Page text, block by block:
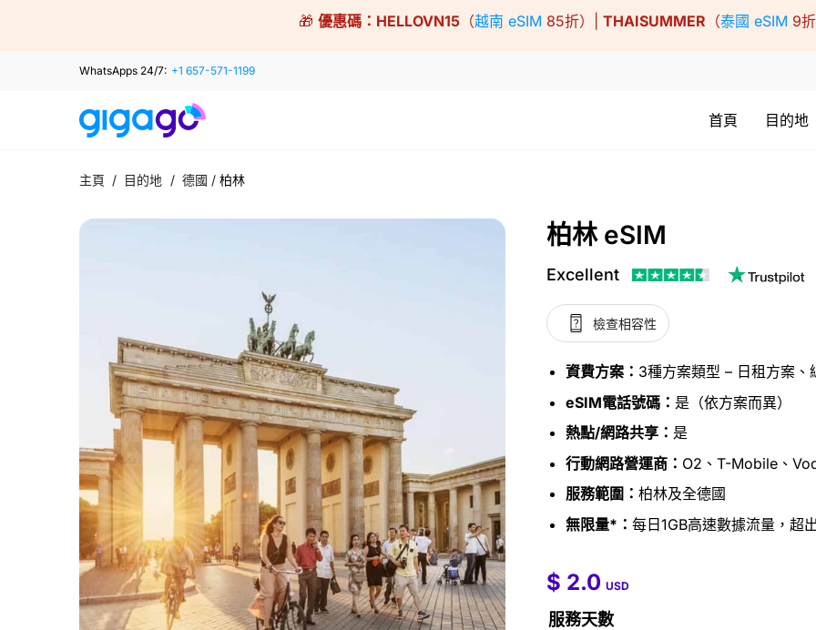
🎁 優惠碼： HELLOVN15 （越南 eSIM 85折）| THAISUMMER （泰國 eSIM 9
WhatsApps 24/7: +1 657-571-1199
首頁 目的地
主頁 / 目的地 / 德國 / 柏林
柏林 eSIM
Excellent
檢查相容性
資費方案： 3種方案類型 – 日租方案
eSIM電話號碼： 是（依方案而異）
熱點/網路共享： 是
行動網路營運商： O2、T-Mobile、
服務範圍： 柏林及全德國
無限量*： 每日1GB高速數據流量，超
$ 2.0 –$
服務天數
$ 2.0 USD